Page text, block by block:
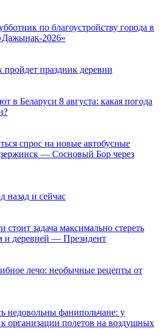
по благоустройству города в
2026»
пройдет праздник деревни
в Беларуси 8 августа: какая погода
спрос на новые автобусные
— Сосновый Бор через
назад и сейчас
стоит задача максимально стереть
и деревней — Президент
лечо: необычные рецепты от
недовольны фанипольчане: у
организации полетов на воздушных